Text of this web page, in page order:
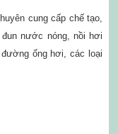
cung cấp chế tạo,
nước nóng, nồi hơi
ống hơi, các loại